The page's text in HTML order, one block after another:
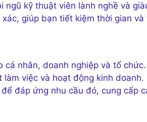
ngũ kỹ thuật viên lành nghề và
giúp bạn tiết kiệm thời gian và
cá nhân, doanh nghiệp và tổ
việc và hoạt động kinh
đáp ứng nhu cầu đó, cung cấp